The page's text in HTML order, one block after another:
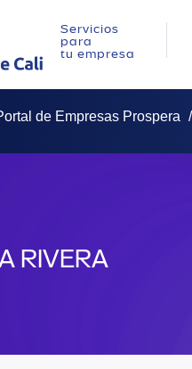
Servicios
para
tu empresa
de Empresas Prospera
RIVERA